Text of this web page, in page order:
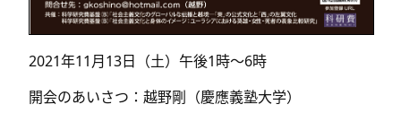
2021年11月13日（土）午後1時〜6時
開会のあいさつ：越野剛（慶應義塾大学）